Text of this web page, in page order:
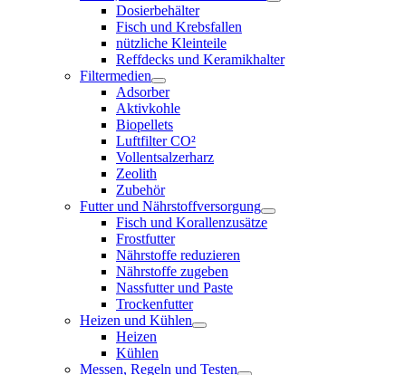
Dosierbehälter
Fisch und Krebsfallen
nützliche Kleinteile
Reffdecks und Keramikhalter
Filtermedien
Adsorber
Aktivkohle
Biopellets
Luftfilter CO²
Vollentsalzerharz
Zeolith
Zubehör
Futter und Nährstoffversorgung
Fisch und Korallenzusätze
Frostfutter
Nährstoffe reduzieren
Nährstoffe zugeben
Nassfutter und Paste
Trockenfutter
Heizen und Kühlen
Heizen
Kühlen
Messen, Regeln und Testen